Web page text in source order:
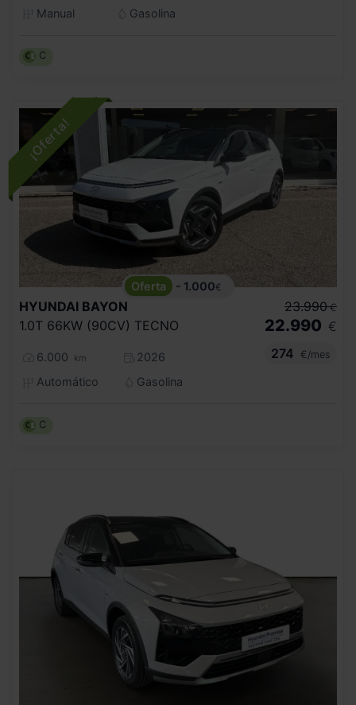
Manual
Gasolina
C
- 1.000€
HYUNDAI BAYON
1.0T 66KW (90CV) TECNO
6.000 km
2026
Automático
Gasolina
23.990 €
22.990 €
274
€/mes
C